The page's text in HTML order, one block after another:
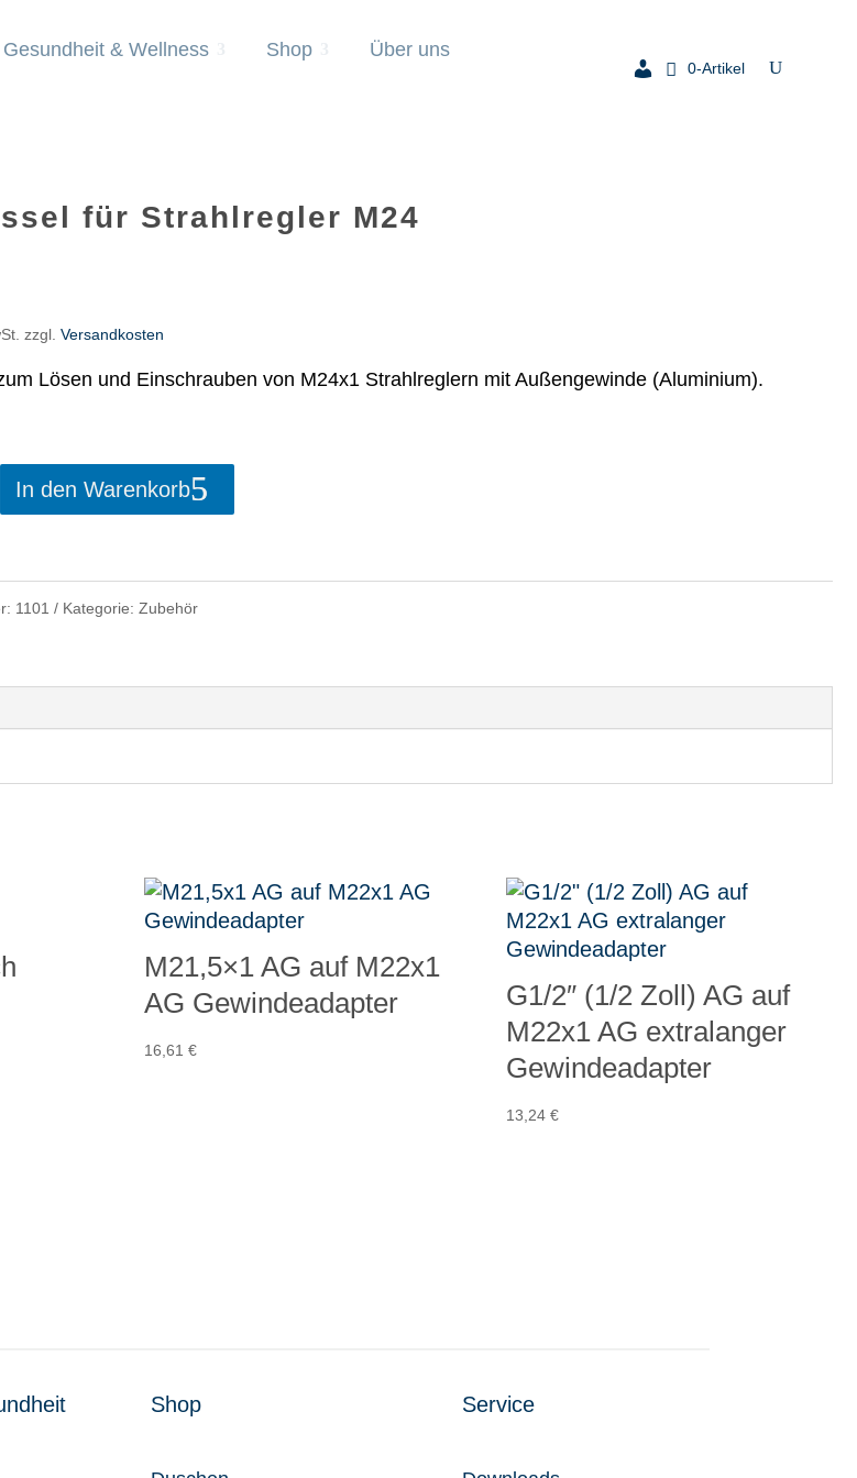
Gesundheit & Wellness Shop Über uns
0-Artikel
für Strahlregler M24
zzgl.Versandkosten
Lösen und Einschrauben von M24x1 Strahlreglern mit Außengewinde (Aluminium).
In den Warenkorb
1101 Kategorie:Zubehör
M21,5×1 AG auf M22x1
AG Gewindeadapter
16,61€
G1/2″ (1/2 Zoll) AG auf
M22x1 AG extralanger
Gewindeadapter
13,24€
Shop Service